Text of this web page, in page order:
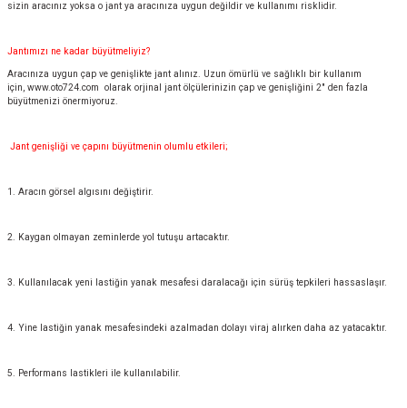
sizin aracınız yoksa o jant ya aracınıza uygun değildir ve kullanımı risklidir.
Jantımızı ne kadar büyütmeliyiz?
Aracınıza uygun çap ve genişlikte jant alınız. Uzun ömürlü ve sağlıklı bir kullanım
için, www.oto724.com olarak orjinal jant ölçülerinizin çap ve genişliğini 2" den fazla
büyütmenizi önermiyoruz.
Jant genişliği ve çapını büyütmenin olumlu etkileri;
1. Aracın görsel algısını değiştirir.
2. Kaygan olmayan zeminlerde yol tutuşu artacaktır.
3. Kullanılacak yeni lastiğin yanak mesafesi daralacağı için sürüş tepkileri hassaslaşır.
4. Yine lastiğin yanak mesafesindeki azalmadan dolayı viraj alırken daha az yatacaktır.
5. Performans lastikleri ile kullanılabilir.